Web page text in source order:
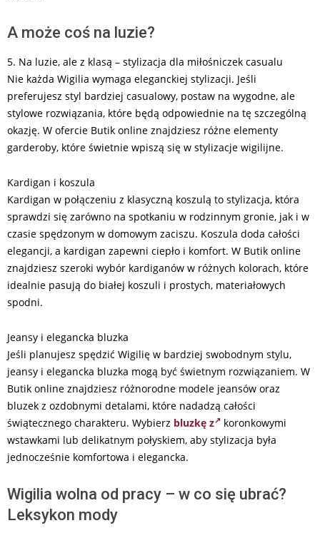
A może coś na luzie?
5. Na luzie, ale z klasą – stylizacja dla miłośniczek casualu
Nie każda Wigilia wymaga eleganckiej stylizacji. Jeśli
preferujesz styl bardziej casualowy, postaw na wygodne, ale
stylowe rozwiązania, które będą odpowiednie na tę szczególną
okazję. W ofercie Butik online znajdziesz różne elementy
garderoby, które świetnie wpiszą się w stylizacje wigilijne.
Kardigan i koszula
Kardigan w połączeniu z klasyczną koszulą to stylizacja, która
sprawdzi się zarówno na spotkaniu w rodzinnym gronie, jak i w
czasie spędzonym w domowym zaciszu. Koszula doda całości
elegancji, a kardigan zapewni ciepło i komfort. W Butik online
znajdziesz szeroki wybór kardiganów w różnych kolorach, które
idealnie pasują do białej koszuli i prostych, materiałowych
spodni.
Jeansy i elegancka bluzka
Jeśli planujesz spędzić Wigilię w bardziej swobodnym stylu,
jeansy i elegancka bluzka mogą być świetnym rozwiązaniem. W
Butik online znajdziesz różnorodne modele jeansów oraz
bluzek z ozdobnymi detalami, które nadadzą całości
świątecznego charakteru. Wybierz bluzkę z
koronkowymi
wstawkami lub delikatnym połyskiem, aby stylizacja była
jednocześnie komfortowa i elegancka.
Wigilia wolna od pracy – w co się ubrać?
Leksykon mody